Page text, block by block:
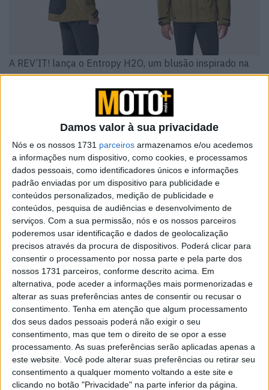
Damos valor à sua privacidade
Nós e os nossos 1731 parceiros armazenamos e/ou acedemos
a informações num dispositivo, como cookies, e processamos
dados pessoais, como identificadores únicos e informações
padrão enviadas por um dispositivo para publicidade e
conteúdos personalizados, medição de publicidade e
conteúdos, pesquisa de audiências e desenvolvimento de
serviços. Com a sua permissão, nós e os nossos parceiros
poderemos usar identificação e dados de geolocalização
precisos através da procura de dispositivos. Poderá clicar para
consentir o processamento por nossa parte e pela parte dos
nossos 1731 parceiros, conforme descrito acima. Em
alternativa, pode aceder a informações mais pormenorizadas e
alterar as suas preferências antes de consentir ou recusar o
consentimento. Tenha em atenção que algum processamento
dos seus dados pessoais poderá não exigir o seu
consentimento, mas que tem o direito de se opor a esse
processamento. As suas preferências serão aplicadas apenas a
este website. Você pode alterar suas preferências ou retirar seu
consentimento a qualquer momento voltando a este site e
clicando no botão "Privacidade" na parte inferior da página.
A REV’IT! lança o Entropy H2O, um blusão inspirado na
estética desportiva, com silhueta longa, capuz integrado
e corte oversize, concebido para estilo
e segurança em duas rodas. Equipado com hydatex G-
liner impermeável, este blusão combina conforto,
funcionalidade e proteção.
Praticidade e carácter
O Entropy H2O combina a suavidade e conforto do tecido
softshell premium com a durabilidade do ripstop (tecido
de reforço resistente), criando um equilíbrio perfeito
entre estilo e praticidade.